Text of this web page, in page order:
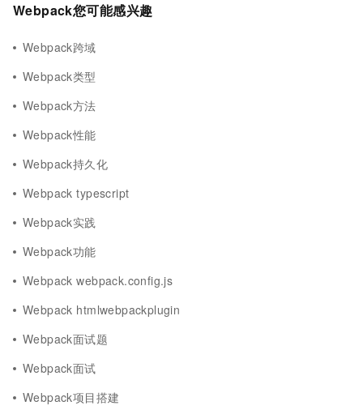
Webpack您可能感兴趣
Webpack跨域
Webpack类型
Webpack方法
Webpack性能
Webpack持久化
Webpack typescript
Webpack实践
Webpack功能
Webpack webpack.config.js
Webpack htmlwebpackplugin
Webpack面试题
Webpack面试
Webpack项目搭建